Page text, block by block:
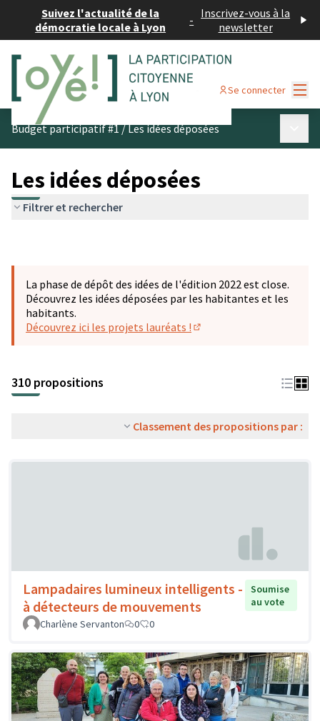
Suivez l'actualité de la
démocratie locale à Lyon
- Inscrivez-vous à la
newsletter
Se connecter
Budget participatif #1/Les idées déposées
Les idées déposées
Filtrer et rechercher
La phase de dépôt des idées de l'édition 2022 est close.
Découvrez les idées déposées par les habitantes et les
habitants.
Découvrez ici les projets lauréats !
310 propositions
Classement des propositions par :
Lampadaires lumineux intelligents -
à détecteurs de mouvements
Soumise
au vote
Charlène Servanton
0 0